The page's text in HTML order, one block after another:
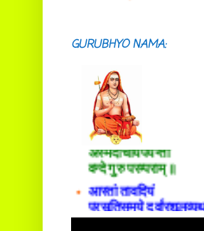
GURUBHYO NAMA:
सदाशिवसमारम्भां
शङ्कराचार्य मध्यमाम्।
अस्मदाचार्यपर्यन्तां
वन्दे गुरु परम्पराम् ॥
आस्तां तावदियं
प्रसूतिसमये दुर्वारशूलव्यथा
नैरुच्यं तनुशोषणं मलमयी